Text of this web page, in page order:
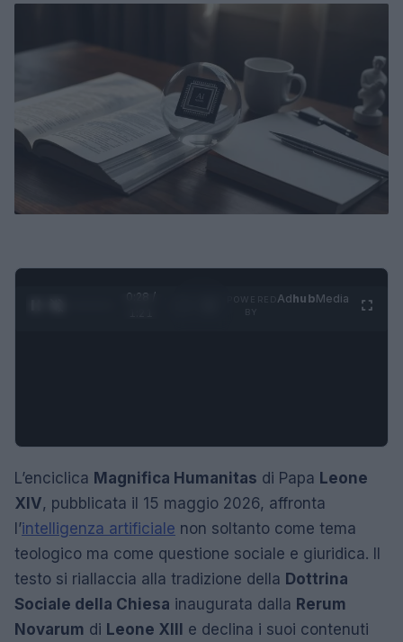
0:29 /
AdhubMedia
L’enciclica Magnifica Humanitas di Papa Leone
XIV, pubblicata il 15 maggio 2026, affronta
l’intelligenza artificiale non soltanto come tema
teologico ma come questione sociale e giuridica. Il
testo si riallaccia alla tradizione della Dottrina
Sociale della Chiesa inaugurata dalla Rerum
Novarum di Leone XIII
e declina i suoi contenuti